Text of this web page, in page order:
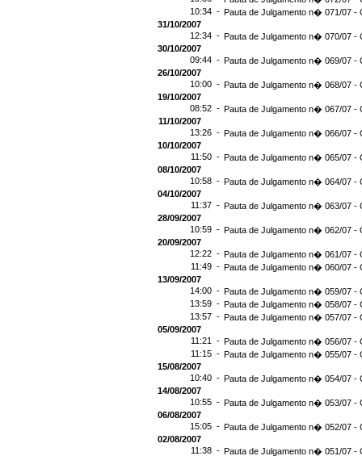
10:34 - Pauta de Julgamento n� 071/07 -
31/10/2007
12:34 - Pauta de Julgamento n� 070/07 -
30/10/2007
09:44 - Pauta de Julgamento n� 069/07 -
26/10/2007
10:00 - Pauta de Julgamento n� 068/07 -
19/10/2007
08:52 - Pauta de Julgamento n� 067/07 -
11/10/2007
13:26 - Pauta de Julgamento n� 066/07 -
10/10/2007
11:50 - Pauta de Julgamento n� 065/07 -
08/10/2007
10:58 - Pauta de Julgamento n� 064/07 -
04/10/2007
11:37 - Pauta de Julgamento n� 063/07 -
28/09/2007
10:59 - Pauta de Julgamento n� 062/07 -
20/09/2007
12:22 - Pauta de Julgamento n� 061/07 -
11:49 - Pauta de Julgamento n� 060/07 -
13/09/2007
14:00 - Pauta de Julgamento n� 059/07 -
13:59 - Pauta de Julgamento n� 058/07 -
13:57 - Pauta de Julgamento n� 057/07 -
05/09/2007
11:21 - Pauta de Julgamento n� 056/07 -
11:15 - Pauta de Julgamento n� 055/07 -
15/08/2007
10:40 - Pauta de Julgamento n� 054/07 -
14/08/2007
10:55 - Pauta de Julgamento n� 053/07 -
06/08/2007
15:05 - Pauta de Julgamento n� 052/07 -
02/08/2007
11:38 - Pauta de Julgamento n� 051/07 -